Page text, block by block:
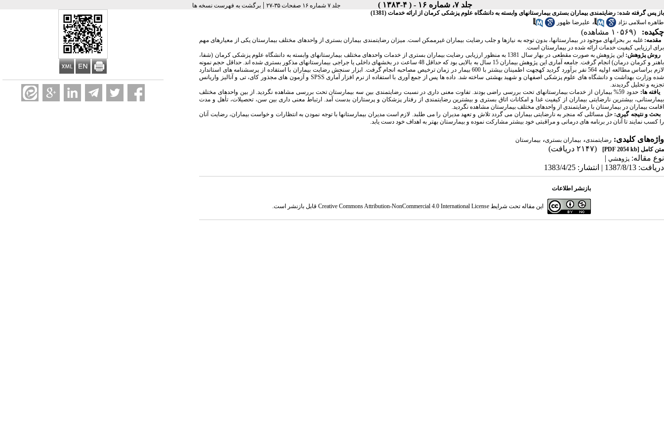
جلد ۷، شماره ۱۶ - ( ۴-۱۳۸۳ ) جلد ۷ شماره ۱۶ صفحات ۳۵-۲۷ |برگشت به فهرست نسخه ها
باز پس گرفته شده: رضایتمندی بیماران بستری بیمارستانهای وابسته به دانشگاه علوم پزشکی کرمان از ارائه خدمات (1381)
طاهره اسلامی نژاد
، علیرضا ظهور
چکیده: (۱۰۵۶۹ مشاهده)
مقدمه: غلبه بر بحرانهای موجود در بیمارستانها، بدون توجه به نیازها و جلب رضایت بیماران غیرممکن است. میزان رضایتمندی بیماران بستری از واحدهای مختلف بیمارستان یکی از معیارهای مهم
برای ارزیابی کیفیت خدمات ارائه شده در بیمارستان است.
روش پژوهش:
این پژوهش به صورت مقطعی در بهار سال 1381 به منظور ارزیابی رضایت بیماران بستری از خدمات واحدهای مختلف بیمارستانهای وابسته به دانشگاه علوم پزشکی کرمان (شفا،
باهنر و کرمان درمان) انجام گرفت. جامعه آماری این پژوهش بیماران 15 سال به بالایی بود که حداقل 48 ساعت در بخشهای داخلی یا جراجی بیمارستانهای مذکور بستری شده اند. حداقل حجم نمونه
لازم براساس مطالعه اولیه 564 نفر برآورد گردید کهجهت اطمینان بیشتر با 600 بیمار در زمان ترخیص مصاحبه انجام گرفت. ابزار سنجش رضایت بیماران با استفاده از پرسشنامه های استاندارد
شده وزارت بهداشت و دانشگاه های علوم پزشکی اصفهان و شهید بهشتی ساخته شد. داده ها پس از جمع آوری با استفاده از نرم افزار آماری SPSS و آزمون های مجذور کای، تی و آنالیز واریانس
تجزیه و تحلیل گردیدند.
یافته ها:
حدود 59% بیماران از خدمات بیمارستانهای تحت بررسی راضی بودند. تفاوت معنی داری در نسبت رضایتمندی بین سه بیمارستان تحت بررسی مشاهده نگردید. از بین واحدهای مختلف
بیمارستانی، بیشترین نارضایتی بیماران از کیفیت غذا و امکانات اتاق بستری و بیشترین رضایتمندی از رفتار پزشکان و پرستاران بدست آمد. ارتباط معنی داری بین سن، تحصیلات، تأهل و مدت
اقامت بیماران در بیمارستان با رضایتمندی از واحدهای مختلف بیمارستان مشاهده نگردید.
بحث و نتیجه گیری: حل مسائلی که منجر به نارضایتی بیماران می گردد تلاش و تعهد مدیران را می طلبد. لازم است مدیران بیمارستانها با توجه نمودن به انتظارات و خواست بیماران، رضایت آنان
را کسب نمایند تا آنان در برنامه های درمانی و مراقبتی خود بیشتر مشارکت نموده و بیمارستان بهتر به اهداف خود دست یابد.
واژه‌های کلیدی: رضایتمندی، بیماران بستری، بیمارستان
متن کامل [PDF 2054 kb]
(۲۱۴۷ دریافت)
نوع مقاله: پژوهشي |
دریافت: 1387/8/13 | انتشار: 1383/4/25
بازنشر اطلاعات
این مقاله تحت شرایط Creative Commons Attribution-NonCommercial 4.0 International Licenseقابل بازنشر است.